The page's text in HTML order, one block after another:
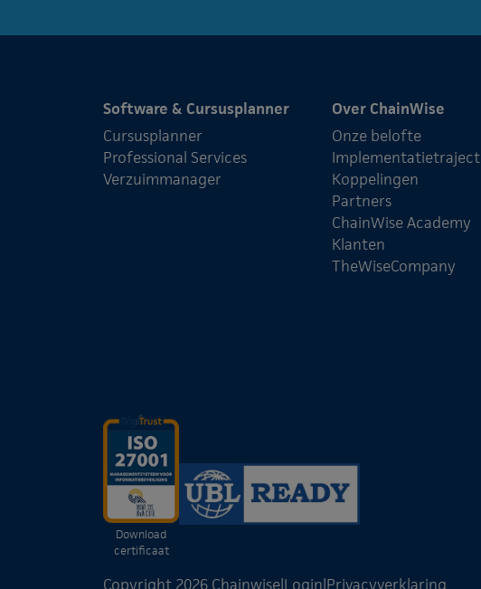
Software & Cursusplanner
Cursusplanner
Professional Services
Verzuimmanager
Over ChainWise
Onze belofte
Implementatietraject
Koppelingen
Partners
ChainWise Academy
Klanten
TheWiseCompany
Download
certificaat
Copyright 2026 Chainwise|Login|Privacyverklaring